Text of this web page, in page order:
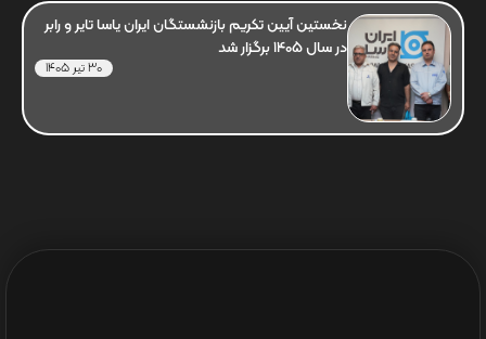
نخستین آیین تکریم بازنشستگان ایران یاسا تایر و رابر
در سال 1405 برگزار شد
30 تیر 1405